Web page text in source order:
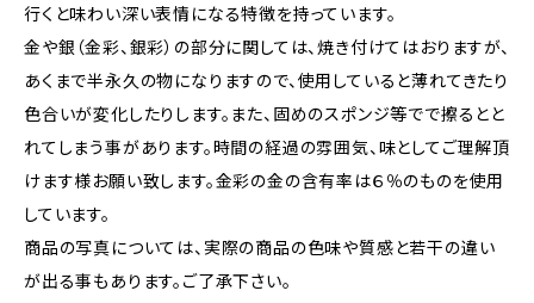
行くと味わい深い表情になる特徴を持っています。
金や銀（金彩、銀彩）の部分に関しては、焼き付けてはおりますが、
あくまで半永久の物になりますので、使用していると薄れてきたり
色合いが変化したりします。また、固めのスポンジ等でで擦るとと
れてしまう事があります。時間の経過の雰囲気、味としてご理解頂
けます様お願い致します。金彩の金の含有率は６％のものを使用
しています。
商品の写真については、実際の商品の色味や質感と若干の違い
が出る事もあります。ご了承下さい。